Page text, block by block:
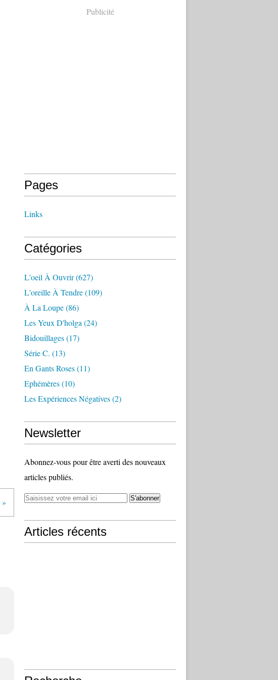
Publicité
Pages
Links
Catégories
L'oeil À Ouvrir(627)
L'oreille À Tendre(109)
À La Loupe(86)
Les Yeux D'holga (24)
Bidouillages(17)
Série C. (13)
En Gants Roses(11)
Ephémères(10)
Les Expériences Négatives(2)
Newsletter
Abonnez-vous pour être averti des nouveaux
articles publiés.
Articles récents